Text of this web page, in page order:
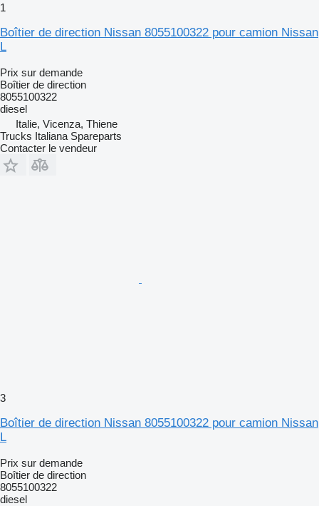
1
Boîtier de direction Nissan 8055100322 pour camion Nissan
L
Prix sur demande
Boîtier de direction
8055100322
diesel
Italie, Vicenza, Thiene
Trucks Italiana Spareparts
Contacter le vendeur
3
Boîtier de direction Nissan 8055100322 pour camion Nissan
L
Prix sur demande
Boîtier de direction
8055100322
diesel